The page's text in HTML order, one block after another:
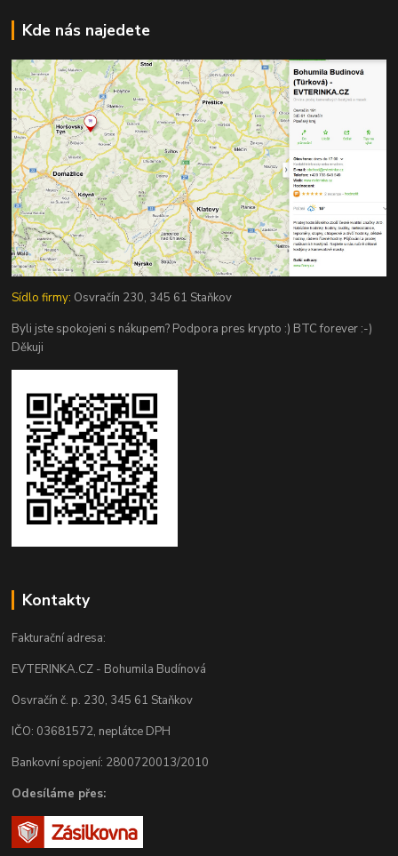
Kde nás najedete
Sídlo firmy: Osvračín 230, 345 61 Staňkov
Byli jste spokojeni s nákupem? Podpora pres krypto :) BTC forever :-)
Děkuji
Kontakty
Fakturační adresa:
EVTERINKA.CZ - Bohumila Budínová
Osvračín č. p. 230, 345 61 Staňkov
IČO: 03681572, neplátce DPH
Bankovní spojení: 2800720013/2010
Odesíláme přes: